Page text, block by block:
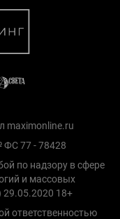
maximonline.ru
77 - 78428
по надзору в сфере
и массовых
18+
ответственностью